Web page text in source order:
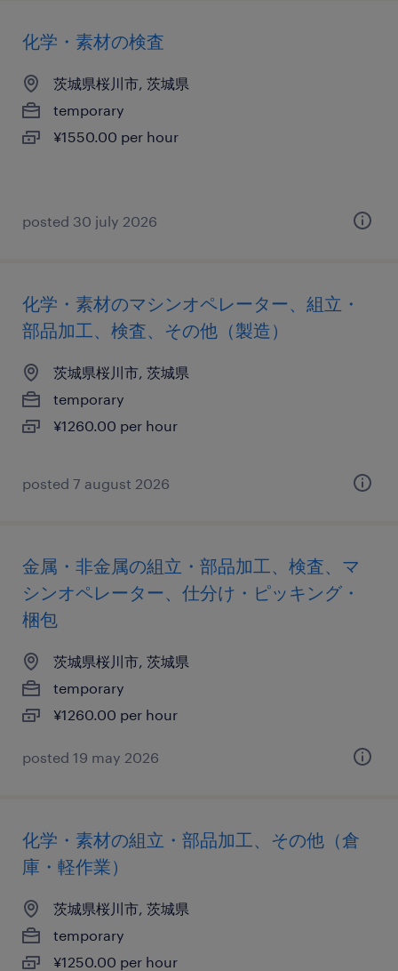
化学・素材の検査
茨城県桜川市, 茨城県
temporary
¥1550.00 per hour
posted 30 july 2026
化学・素材のマシンオペレーター、組立・
部品加工、検査、その他（製造）
茨城県桜川市, 茨城県
temporary
¥1260.00 per hour
posted 7 august 2026
金属・非金属の組立・部品加工、検査、マ
シンオペレーター、仕分け・ピッキング・
梱包
茨城県桜川市, 茨城県
temporary
¥1260.00 per hour
posted 19 may 2026
化学・素材の組立・部品加工、その他（倉
庫・軽作業）
茨城県桜川市, 茨城県
temporary
¥1250.00 per hour